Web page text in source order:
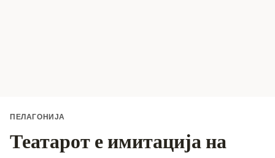
ПЕЛАГОНИЈА
Театарот е имитација на